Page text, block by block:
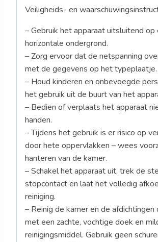
Veiligheids- en
– Gebruik het apparaat uitsluitend op
horizontale ondergrond.
– Zorg ervoor dat de netspanning
met de gegevens op het typeplaatje.
– Houd kinderen en onbevoegde
het gebruik uit de buurt van het
– Bedien of verplaats het apparaat
handen.
– Tijdens het gebruik is er risico op
door hete oppervlakken – wees
hanteren van de kamer.
– Schakel het apparaat uit, trek de
stopcontact en laat het volledig
reiniging.
– Reinig de kamer en de afdichtingen
met een zachte, vochtige doek en
reinigingsmiddel. Gebruik geen